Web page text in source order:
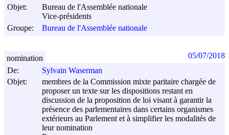
Objet:
Bureau de l'Assemblée nationale
Vice-présidents
Groupe:
Bureau de l'Assemblée nationale
De:
Sylvain Waserman
Objet:
membres de la Commission mixte paritaire chargée de
proposer un texte sur les dispositions restant en
discussion de la proposition de loi visant à garantir la
présence des parlementaires dans certains organismes
extérieurs au Parlement et à simplifier les modalités de
leur nomination
nomination 05/07/2018